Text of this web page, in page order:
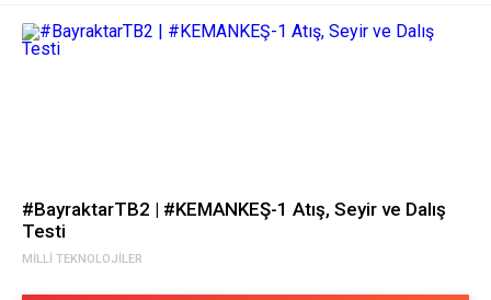
MILLI TEKNOLOJILER
#BayraktarTB2 | #KEMANKEŞ-1 Atış, Seyir ve Dalış
Testi